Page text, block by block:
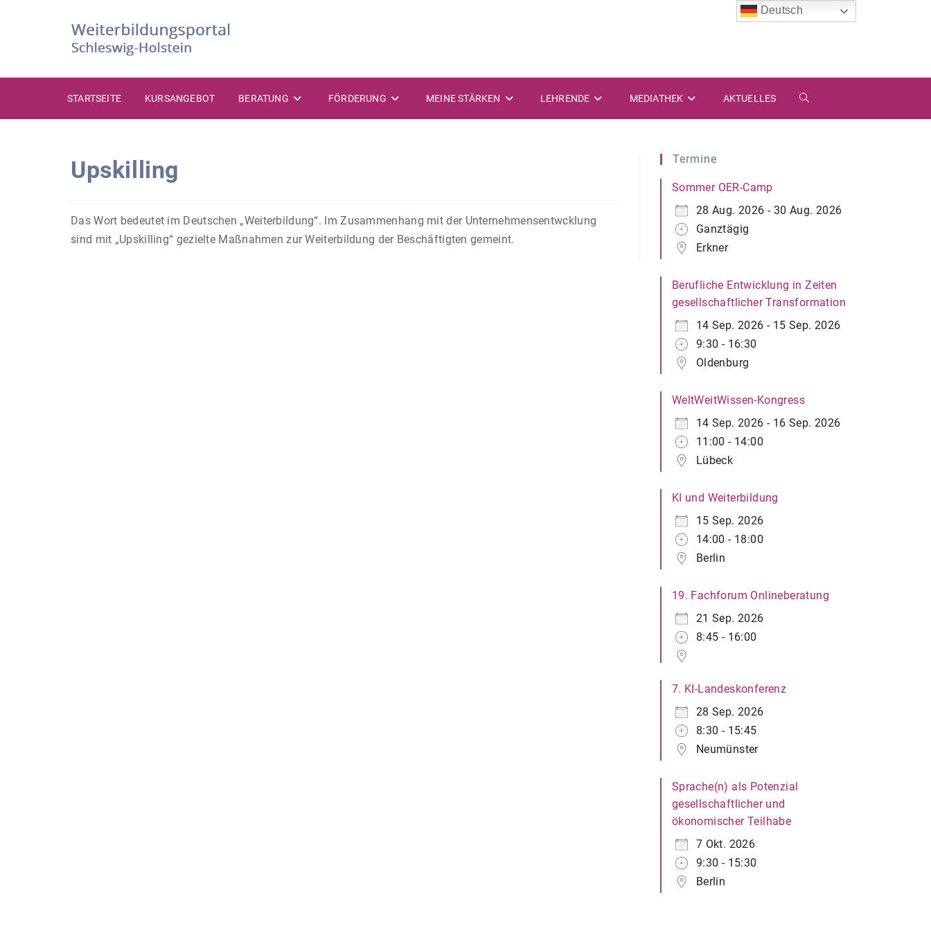
STARTSEITE KURSANGEBOT BERATUNG FÖRDERUNG MEINE STÄRKEN LEHRENDE MEDIATHEK AKTUELLES WEBSITE-
Upskilling
Das Wort bedeutet im Deutschen „Weiterbildung“. Im Zusammenhang mit der Unternehmensentwcklung
sind mit „Upskilling“ gezielte Maßnahmen zur Weiterbildung der Beschäftigten gemeint.
Termine
Sommer OER-Camp
28 Aug. 2026 - 30 Aug. 2026
Ganztägig
Erkner
Berufliche Entwicklung in Zeiten
gesellschaftlicher Transformation
14 Sep. 2026 - 15 Sep. 2026
9:30 - 16:30
Oldenburg
WeltWeitWissen-Kongress
14 Sep. 2026 - 16 Sep. 2026
11:00 - 14:00
Lübeck
KI und Weiterbildung
15 Sep. 2026
14:00 - 18:00
Berlin
19. Fachforum Onlineberatung
21 Sep. 2026
8:45 - 16:00
7. KI-Landeskonferenz
28 Sep. 2026
8:30 - 15:45
Neumünster
Sprache(n) als Potenzial
gesellschaftlicher und
ökonomischer Teilhabe
7 Okt. 2026
9:30 - 15:30
Berlin
Deutsch